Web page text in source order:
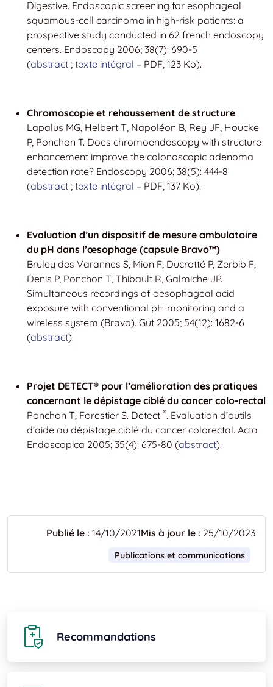
Digestive. Endoscopic screening for esophageal
squamous-cell carcinoma in high-risk patients: a
prospective study conducted in 62 french endoscopy
centers. Endoscopy 2006; 38(7): 690-5
(abstract ; texte intégral – PDF, 123 Ko).
Chromoscopie et rehaussement de structure
Lapalus MG, Helbert T, Napoléon B, Rey JF, Houcke
P, Ponchon T. Does chromoendoscopy with structure
enhancement improve the colonoscopic adenoma
detection rate? Endoscopy 2006; 38(5): 444-8
(abstract ; texte intégral – PDF, 137 Ko).
Evaluation d’un dispositif de mesure ambulatoire
du pH dans l’œsophage (capsule Bravo™)
Bruley des Varannes S, Mion F, Ducrotté P, Zerbib F,
Denis P, Ponchon T, Thibault R, Galmiche JP.
Simultaneous recordings of oesophageal acid
exposure with conventional pH monitoring and a
wireless system (Bravo). Gut 2005; 54(12): 1682-6
(abstract).
Projet DETECT® pour l’amélioration des pratiques
concernant le dépistage ciblé du cancer colo-rectal
Ponchon T, Forestier S. Detect ®. Evaluation d’outils
d’aide au dépistage ciblé du cancer colorectal. Acta
Endoscopica 2005; 35(4): 675-80 (abstract).
Publié le : 14/10/2021Mis à jour le : 25/10/2023
Publications et communications
Recommandations